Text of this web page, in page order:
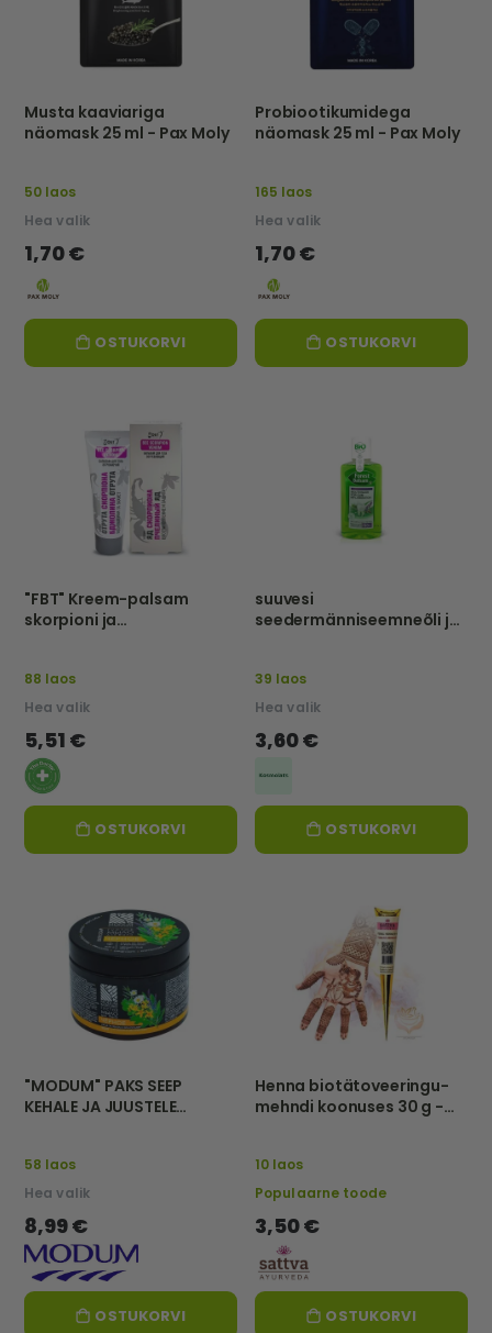
Musta kaaviariga
näomask 25 ml - Pax Moly
50 laos
Hea valik
1,70 €
OSTUKORVI
Probiootikumidega
näomask 25 ml - Pax Moly
165 laos
Hea valik
1,70 €
OSTUKORVI
"FBT" Kreem-palsam
skorpioni ja
88 laos
Hea valik
5,51 €
OSTUKORVI
suuvesi
seedermänniseemneõli ja
39 laos
Hea valik
3,60 €
OSTUKORVI
"MODUM" PAKS SEEP
KEHALE JA JUUSTELE
58 laos
Hea valik
8,99 €
OSTUKORVI
Henna biotätoveeringu-
mehndi koonuses 30 g -
10 laos
Populaarne toode
3,50 €
OSTUKORVI